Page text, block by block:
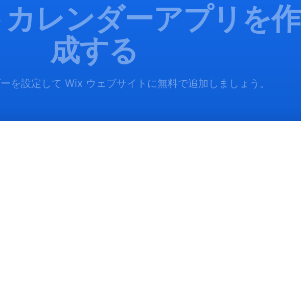
レンダーアプリを作
成する
を設定して Wix ウェブサイトに無料で追加しましょう。